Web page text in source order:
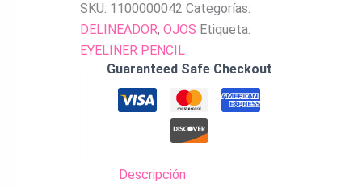
SKU: 1100000042 Categorías:
DELINEADOR, OJOS Etiqueta:
EYELINER PENCIL
Guaranteed Safe Checkout
Descripción